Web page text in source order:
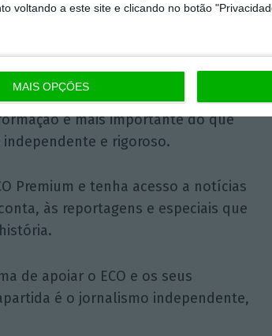
voltando a este site e clicando no botão
MAIS OPÇÕES
ECO Premium
é mais importante do que
e rigoroso.
Premium e tenha acesso a notícias
às reportagens e especiais que
de apoiar o ECO e os seus
é o jornalismo independente,